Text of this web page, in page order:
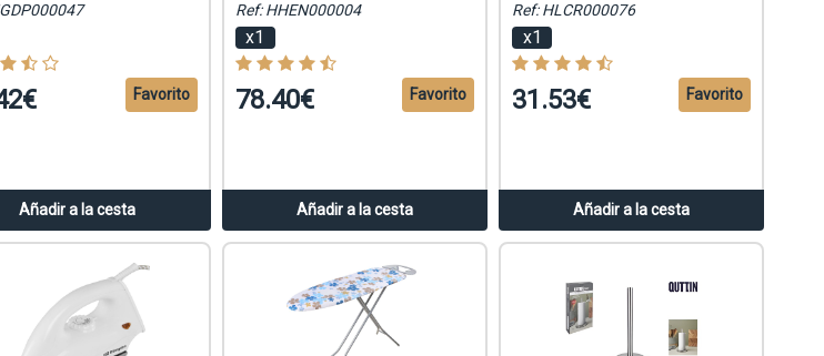
Añadir a la cesta
Favorito
Ref: HHEN000004
x1
78.40€
Añadir a la cesta
Favorito
Ref: HLCR000076
x1
31.53€
Añadir a la cesta
Favorito